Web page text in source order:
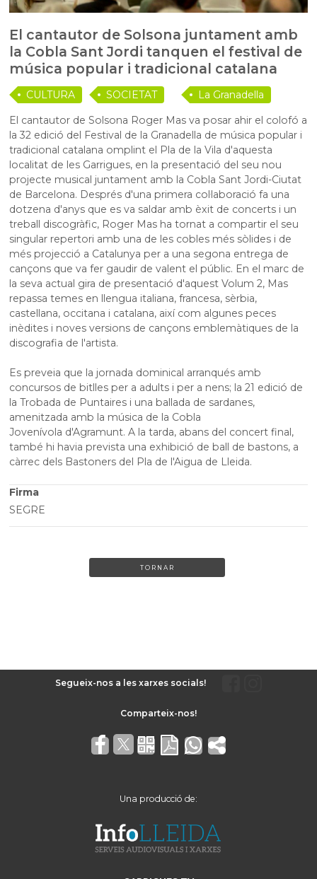
El cantautor de Solsona juntament amb
la Cobla Sant Jordi tanquen el festival de
música popular i tradicional catalana
CULTURA SOCIETAT
La Granadella
El cantautor de Solsona Roger Mas va posar ahir el colofó a
la 32 edició del Festival de la Granadella de música popular i
tradicional catalana omplint el Pla de la Vila d'aquesta
localitat de les Garrigues, en la presentació del seu nou
projecte musical juntament amb la Cobla Sant Jordi-Ciutat
de Barcelona. Després d'una primera col·laboració fa una
dotzena d'anys que es va saldar amb èxit de concerts i un
treball discogràfic, Roger Mas ha tornat a compartir el seu
singular repertori amb una de les cobles més sòlides i de
més projecció a Catalunya per a una segona entrega de
cançons que va fer gaudir de valent el públic. En el marc de
la seva actual gira de presentació d'aquest Volum 2, Mas
repassa temes en llengua italiana, francesa, sèrbia,
castellana, occitana i catalana, així com algunes peces
inèdites i noves versions de cançons emblemàtiques de la
discografia de l'artista.
Es preveia que la jornada dominical arranqués amb
concursos de bitlles per a adults i per a nens; la 21 edició de
la Trobada de Puntaires i una ballada de sardanes,
amenitzada amb la música de la Cobla
Jovenívola d'Agramunt. A la tarda, abans del concert final,
també hi havia prevista una exhibició de ball de bastons, a
càrrec dels Bastoners del Pla de l'Aigua de Lleida.
Firma
SEGRE
TORNAR
Segueix-nos a les xarxes socials!
Una producció de: